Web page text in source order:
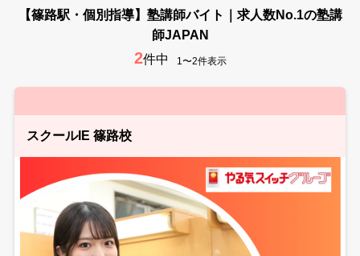
【篠路駅・個別指導】塾講師バイト｜求人数No.1の塾講
師JAPAN
2件中 1〜2件表示
スクールIE 篠路校